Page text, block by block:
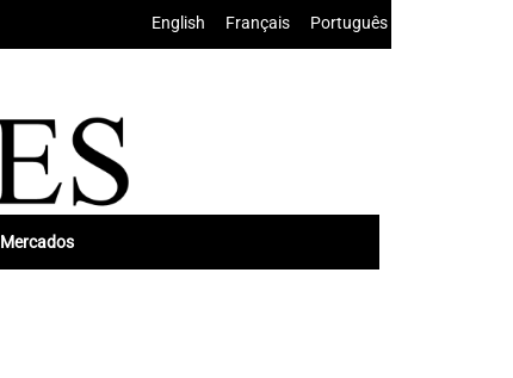
English Français Português
Mercados